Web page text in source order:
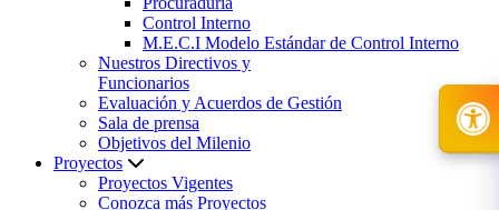
Control Interno
M.E.C.I Modelo Estándar de Control Interno
Nuestros Directivos y
Funcionarios
Evaluación y Acuerdos de Gestión
Sala de prensa
Objetivos del Milenio
Proyectos
Proyectos Vigentes
Conozca más Proyectos